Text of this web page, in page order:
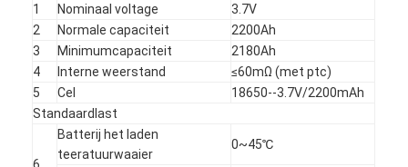
1
Nominaal voltage
3.7V
2
Normale capaciteit
2200Ah
3
Minimumcapaciteit
2180Ah
4
Interne weerstand
≤60mΩ (met ptc)
5
Cel
18650--3.7V/2200mAh
Standaardlast
Batterij het laden
teeratuurwaaier
0~45℃